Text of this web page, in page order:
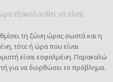
εξακολουθεί να είναι
τη ζώνη ώρας σωστά και η
τότε ή ώρα που είναι
είναι εσφαλμένη. Παρακαλώ
για να διορθώσει το πρόβλημα.